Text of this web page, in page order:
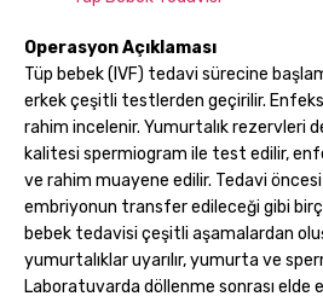
Operasyon Açıklaması
Tüp bebek (IVF) tedavi sürecine
erkek çeşitli testlerden geçirilir.
rahim incelenir. Yumurtalık rezervleri
kalitesi spermiogram ile test edilir,
ve rahim muayene edilir. Tedavi
embriyonun transfer edileceği gibi
bebek tedavisi çeşitli aşamalardan
yumurtalıklar uyarılır, yumurta ve
Laboratuvarda döllenme sonrası elde